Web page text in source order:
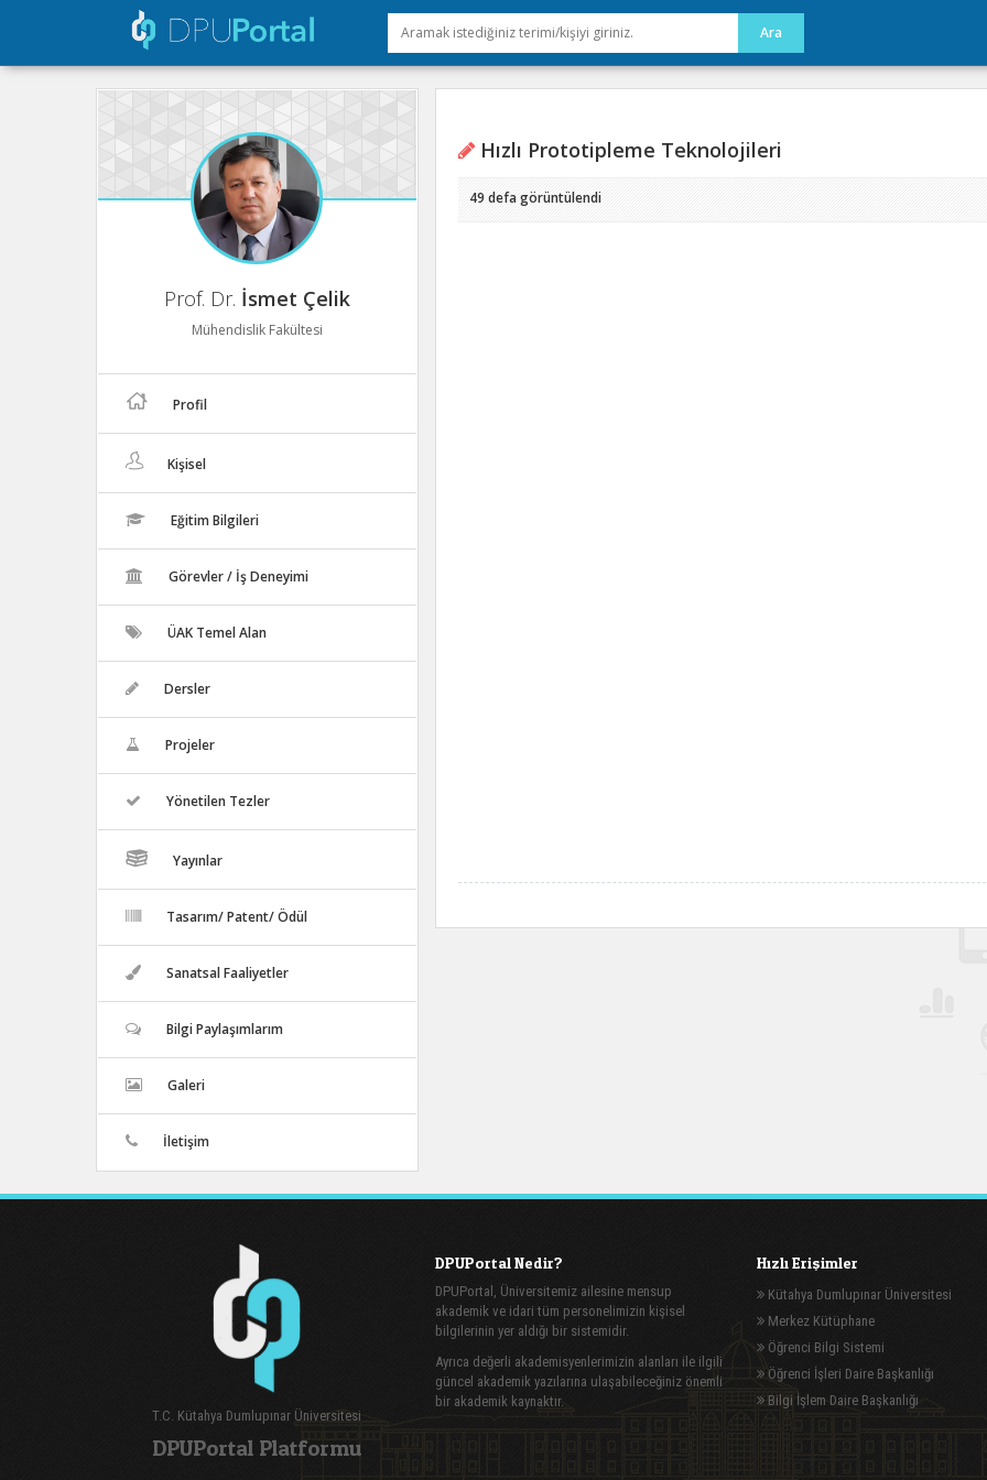
Prof. Dr. İsmet Çelik
Mühendislik Fakültesi
Profil
Kişisel
Eğitim Bilgileri
Görevler / İş Deneyimi
ÜAK Temel Alan
Dersler
Projeler
Yönetilen Tezler
Yayınlar
Tasarım/ Patent/ Ödül
Sanatsal Faaliyetler
Bilgi Paylaşımlarım
Galeri
İletişim
Hızlı Prototipleme Teknolojileri
49 defa görüntülendi
T.C. Kütahya Dumlupınar Üniversitesi
DPUPortal Platformu
DPUPortal Nedir?
DPUPortal, Üniversitemiz ailesine mensup
akademik ve idari tüm personelimizin kişisel
bilgilerinin yer aldığı bir sistemidir.
Ayrıca değerli akademisyenlerimizin alanları ile ilgili
güncel akademik yazılarına ulaşabileceğiniz önemli
bir akademik kaynaktır.
Hızlı Erişimler
Kütahya Dumlupınar Üniversitesi
Merkez Kütüphane
Öğrenci Bilgi Sistemi
Öğrenci İşleri Daire Başkanlığı
Bilgi İşlem Daire Başkanlığı